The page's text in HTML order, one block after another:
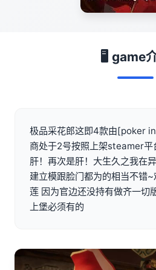
🖥️ game
极品采花郎这即4款由[poker
商处于2号按照上架steamer平
肝！再次是肝！大生久之我在
建立模跟脸门都为的相当不错
莲 因为官边还没持有做齐一切
上堡必须有的